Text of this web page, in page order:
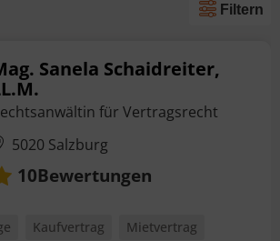
Filtern
Sanela Schaidreiter,
für Vertragsrecht
5020 Salzburg
10Bewertungen
Kaufvertrag
Mietvertrag